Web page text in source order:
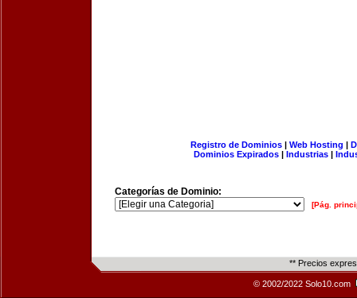
Registro de Dominios| Web Hosting |
Dominios Expirados | Industrias |
Categorías de Dominio:
[Pág.
** Precios
© 2002/2022 Solo10.com